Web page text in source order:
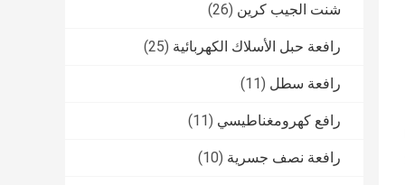
شنت الجيب كرين (26)
رافعة حبل الأسلاك الكهربائية (25)
رافعة سطل (11)
رافع كهرومغناطيسي (11)
رافعة نصف جسرية (10)